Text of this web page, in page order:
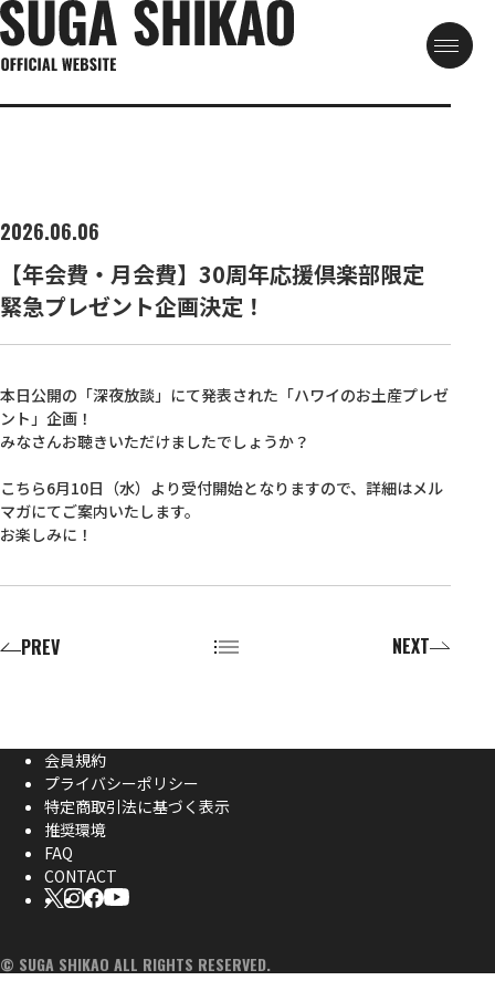
2026.06.06
【年会費・月会費】30周年応援倶楽部限定
緊急プレゼント企画決定！
本日公開の「深夜放談」にて発表された「ハワイのお土産プレゼ
ント」企画！
みなさんお聴きいただけましたでしょうか？
こちら6月10日（水）より受付開始となりますので、詳細はメル
マガにてご案内いたします。
お楽しみに！
PREV NEXT
会員規約
プライバシーポリシー
特定商取引法に基づく表示
推奨環境
FAQ
CONTACT
© SUGA SHIKAO ALL RIGHTS RESERVED.